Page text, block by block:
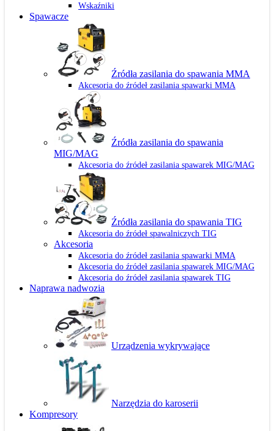
Wskaźniki
Spawacze
Źródła zasilania do spawania MMA
Akcesoria do źródeł zasilania spawarki MMA
Źródła zasilania do spawania
MIG/MAG
Akcesoria do źródeł zasilania spawarek MIG/MAG
Źródła zasilania do spawania TIG
Akcesoria do źródeł spawalniczych TIG
Akcesoria
Akcesoria do źródeł zasilania spawarki MMA
Akcesoria do źródeł zasilania spawarek MIG/MAG
Akcesoria do źródeł zasilania spawarek TIG
Naprawa nadwozia
Urządzenia wykrywające
Narzędzia do karoserii
Kompresory